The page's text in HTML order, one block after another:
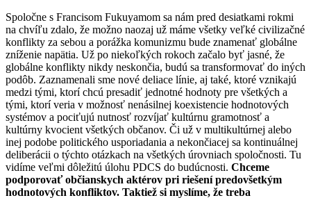
Spoločne s Francisom Fukuyamom sa nám pred desiatkami rokmi
na chvíľu zdalo, že možno naozaj už máme všetky veľké civilizačné
konflikty za sebou a porážka komunizmu bude znamenať globálne
zníženie napätia. Už po niekoľkých rokoch začalo byť jasné, že
globálne konflikty nikdy neskončia, budú sa transformovať do iných
podôb. Zaznamenali sme nové deliace línie, aj také, ktoré vznikajú
medzi tými, ktorí chcú presadiť jednotné hodnoty pre všetkých a
tými, ktorí veria v možnosť nenásilnej koexistencie hodnotových
systémov a pociťujú nutnosť rozvíjať kultúrnu gramotnosť a
kultúrny kvocient všetkých občanov. Či už v multikultúrnej alebo
inej podobe politického usporiadania a nekončiacej sa kontinuálnej
deliberácii o týchto otázkach na všetkých úrovniach spoločnosti. Tu
vidíme veľmi dôležitú úlohu PDCS do budúcnosti. Chceme
podporovať občianskych aktérov pri riešení predovšetkým
hodnotových konfliktov. Taktiež si myslíme, že treba